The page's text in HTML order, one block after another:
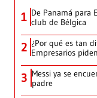
1 De Panamá para
club de Bélgica
2 ¿Por qué es tan
Empresarios
3 Messi ya se
padre